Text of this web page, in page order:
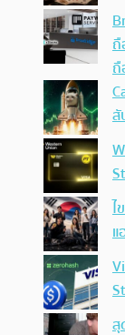
ถื
ถื
สั
ไ
แ
สุ